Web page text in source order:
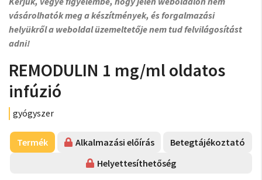
vásárolhatók meg a készítmények, és forgalmazási
helyükről a weboldal üzemeltetője nem tud felvilágosítást
adni!
REMODULIN 1 mg/ml oldatos
infúzió
gyógyszer
Termék Alkalmazási előírás
Betegtájékoztató
Helyettesíthetőség